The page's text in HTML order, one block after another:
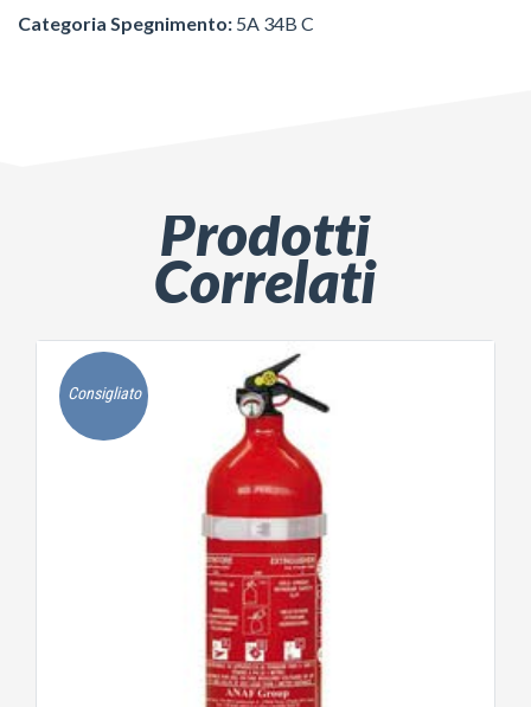
Categoria Spegnimento: 5A 34B C
Prodotti
Correlati
Consigliato